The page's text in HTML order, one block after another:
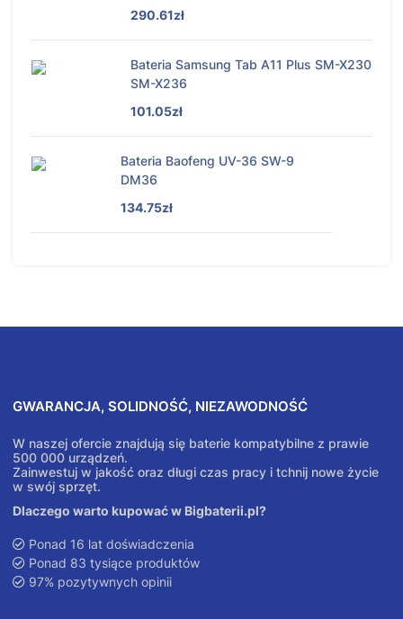
290.61zł
Bateria Samsung Tab A11 Plus SM-X230
SM-X236
101.05zł
Bateria Baofeng UV-36 SW-9
DM36
134.75zł
GWARANCJA, SOLIDNOŚĆ, NIEZAWODNOŚĆ
W naszej ofercie znajdują się baterie kompatybilne z prawie
500 000 urządzeń.
Zainwestuj w jakość oraz długi czas pracy i tchnij nowe życie
w swój sprzęt.
Dlaczego warto kupować w Bigbaterii.pl?
Ponad 16 lat doświadczenia
Ponad 83 tysiące produktów
97% pozytywnych opinii